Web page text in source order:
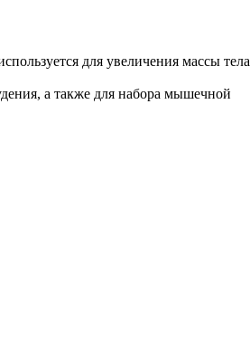
для увеличения массы тела
а также для набора мышечной